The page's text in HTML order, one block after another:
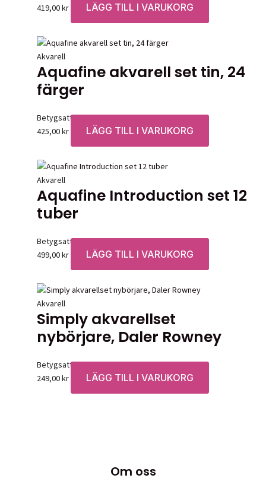
419,00kr LÄGG TILL I VARUKORG
Akvarell
Aquafine akvarell set tin, 24
färger
Betygsatt0av 5
425,00kr LÄGG TILL I VARUKORG
Akvarell
Aquafine Introduction set 12
tuber
Betygsatt0av 5
499,00kr LÄGG TILL I VARUKORG
Akvarell
Simply akvarellset
nybörjare, Daler Rowney
Betygsatt0av 5
249,00kr LÄGG TILL I VARUKORG
Om oss